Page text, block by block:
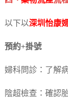
以下以深圳怡康
預約+掛號
婦科問診：了解
陰超檢查：確認